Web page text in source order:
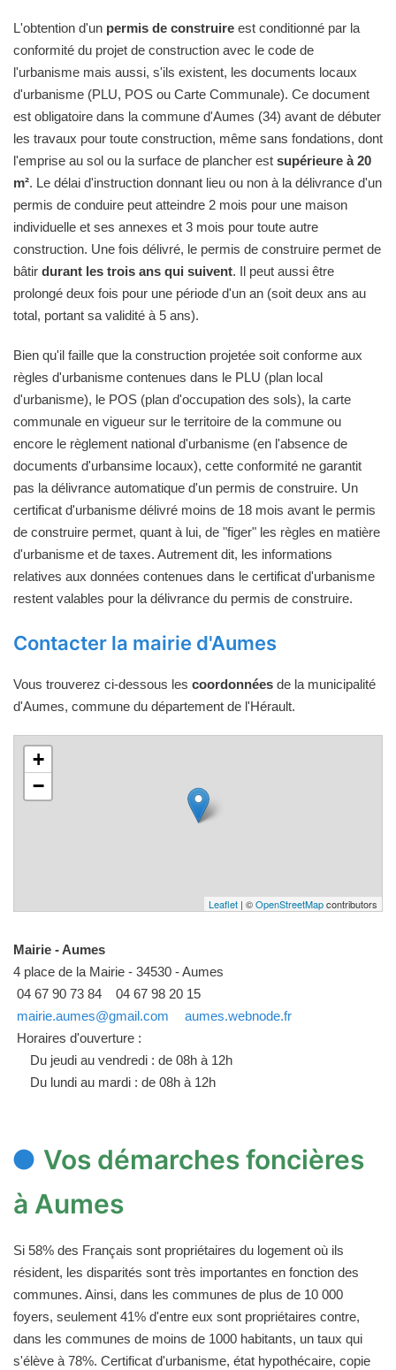
L'obtention d'un permis de construire est conditionné par la
conformité du projet de construction avec le code de
l'urbanisme mais aussi, s'ils existent, les documents locaux
d'urbanisme (PLU, POS ou Carte Communale). Ce document
est obligatoire dans la commune d'Aumes (34) avant de débuter
les travaux pour toute construction, même sans fondations, dont
l'emprise au sol ou la surface de plancher est supérieure à 20
m². Le délai d'instruction donnant lieu ou non à la délivrance d'un
permis de conduire peut atteindre 2 mois pour une maison
individuelle et ses annexes et 3 mois pour toute autre
construction. Une fois délivré, le permis de construire permet de
bâtir durant les trois ans qui suivent. Il peut aussi être
prolongé deux fois pour une période d'un an (soit deux ans au
total, portant sa validité à 5 ans).
Bien qu'il faille que la construction projetée soit conforme aux
règles d'urbanisme contenues dans le PLU (plan local
d'urbanisme), le POS (plan d'occupation des sols), la carte
communale en vigueur sur le territoire de la commune ou
encore le règlement national d'urbanisme (en l'absence de
documents d'urbansime locaux), cette conformité ne garantit
pas la délivrance automatique d'un permis de construire. Un
certificat d'urbanisme délivré moins de 18 mois avant le permis
de construire permet, quant à lui, de "figer" les règles en matière
d'urbanisme et de taxes. Autrement dit, les informations
relatives aux données contenues dans le certificat d'urbanisme
restent valables pour la délivrance du permis de construire.
Contacter la mairie d'Aumes
Vous trouverez ci-dessous les coordonnées de la municipalité
d'Aumes, commune du département de l'Hérault.
+
−
Leaflet | ©OpenStreetMapcontributors
Mairie - Aumes
4 place de la Mairie - 34530 - Aumes
04 67 90 73 84
04 67 98 20 15
mairie.aumes@gmail.com
aumes.webnode.fr
Horaires d'ouverture :
Du jeudi au vendredi : de 08h à 12h
Du lundi au mardi : de 08h à 12h
Vos démarches foncières
à Aumes
Si 58% des Français sont propriétaires du logement où ils
résident, les disparités sont très importantes en fonction des
communes. Ainsi, dans les communes de plus de 10 000
foyers, seulement 41% d'entre eux sont propriétaires contre,
dans les communes de moins de 1000 habitants, un taux qui
s'élève à 78%. Certificat d'urbanisme, état hypothécaire, copie